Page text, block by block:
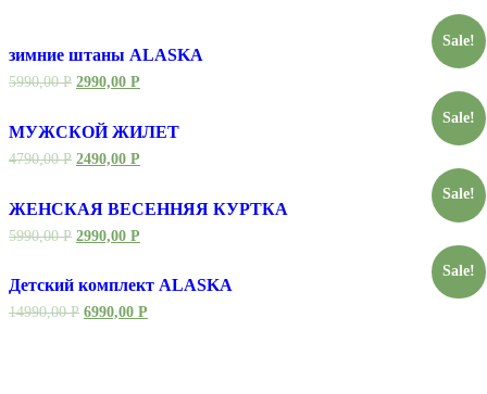
Sale!
зимние штаны ALASKA
5990,00Р 2990,00 Р
Sale!
МУЖСКОЙ ЖИЛЕТ
4790,00Р 2490,00 Р
Sale!
ЖЕНСКАЯ ВЕСЕННЯЯ КУРТКА
5990,00Р 2990,00 Р
Sale!
Детский комплект ALASKA
14990,00Р 6990,00 Р